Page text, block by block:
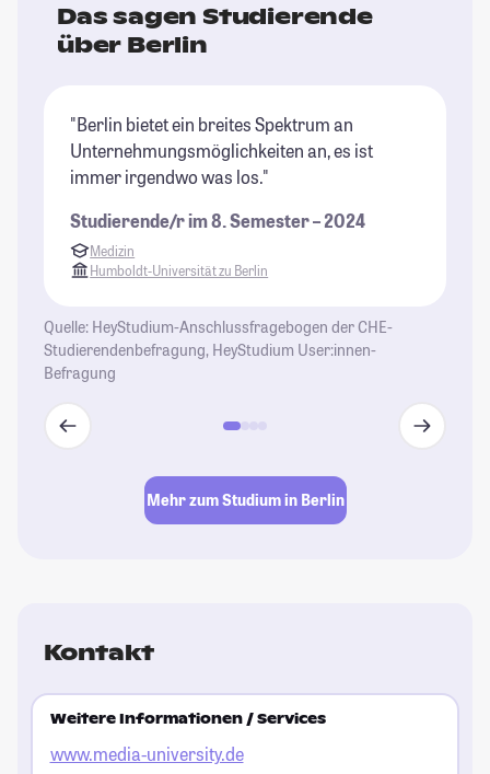
Das sagen Studierende
über Berlin
"Berlin bietet ein breites Spektrum an
Unternehmungsmöglichkeiten an, es ist
immer irgendwo was los."
Studierende/r im 8. Semester – 2024
Medizin
Humboldt-Universität zu Berlin
Quelle: HeyStudium-Anschlussfragebogen der CHE-
Studierendenbefragung, HeyStudium User:innen-
Befragung
Mehr zum Studium in Berlin
Kontakt
Weitere Informationen / Services
www.media-university.de